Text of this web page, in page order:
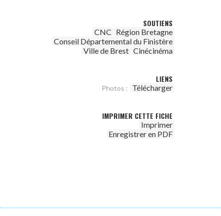
SOUTIENS
CNC Région Bretagne
Conseil Départemental du Finistère
Ville de Brest Cinécinéma
LIENS
Photos : Télécharger
IMPRIMER CETTE FICHE
Imprimer
Enregistrer en PDF